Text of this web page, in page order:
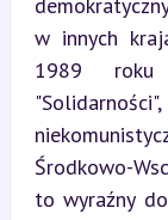
w innych
1989 roku
Środkowo-
to wyraźny